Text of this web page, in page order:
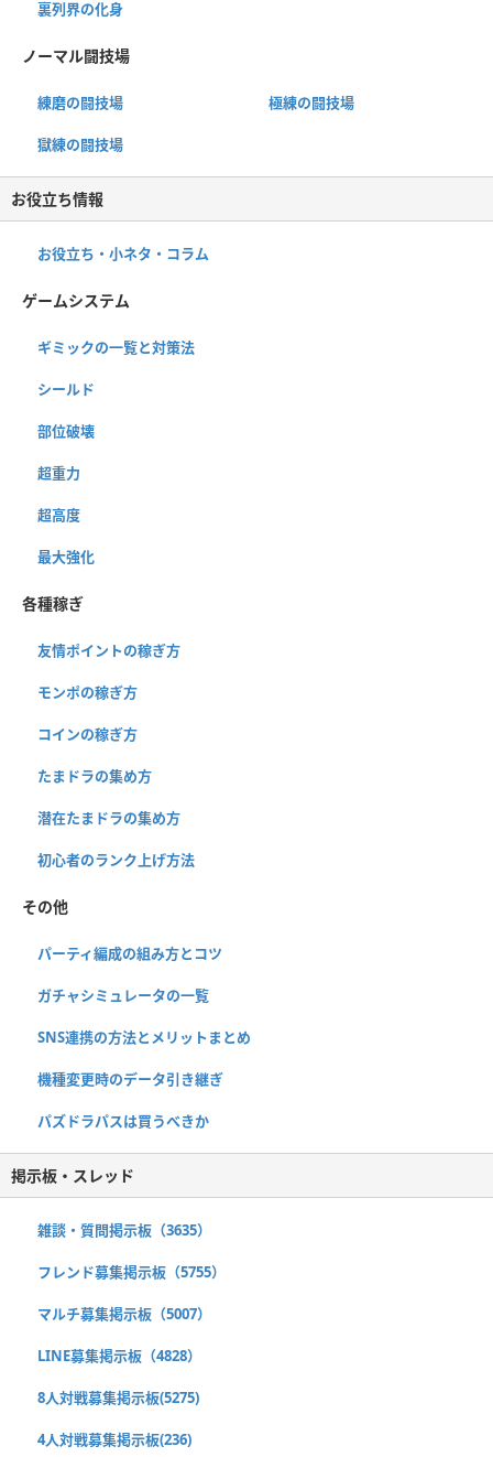
裏列界の化身
ノーマル闘技場
練磨の闘技場 極練の闘技場
獄練の闘技場
お役立ち情報
お役立ち・小ネタ・コラム
ゲームシステム
ギミックの一覧と対策法
シールド
部位破壊
超重力
超高度
最大強化
各種稼ぎ
友情ポイントの稼ぎ方
モンポの稼ぎ方
コインの稼ぎ方
たまドラの集め方
潜在たまドラの集め方
初心者のランク上げ方法
その他
パーティ編成の組み方とコツ
ガチャシミュレータの一覧
SNS連携の方法とメリットまとめ
機種変更時のデータ引き継ぎ
パズドラパスは買うべきか
掲示板・スレッド
雑談・質問掲示板（3635）
フレンド募集掲示板（5755）
マルチ募集掲示板（5007）
LINE募集掲示板（4828）
8人対戦募集掲示板(5275)
4人対戦募集掲示板(236)